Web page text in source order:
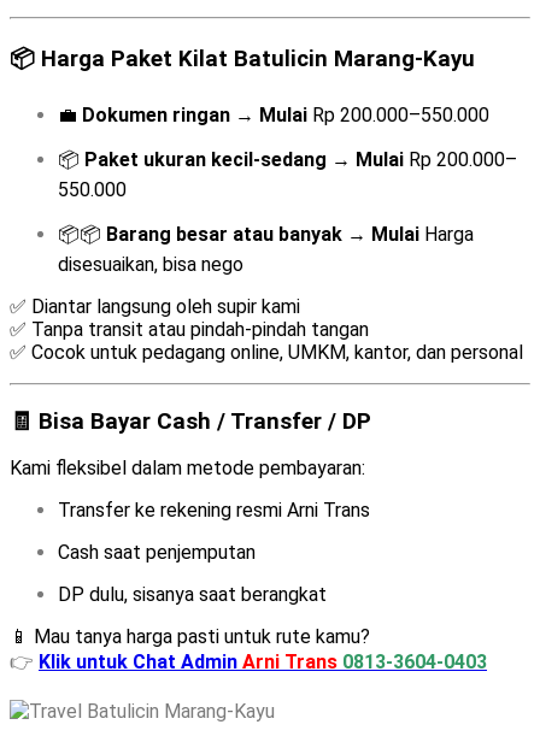
📦 Harga Paket Kilat Batulicin Marang-Kayu
💼 Dokumen ringan → Mulai Rp 200.000–550.000
📦 Paket ukuran kecil-sedang → Mulai Rp 200.000–
550.000
📦📦 Barang besar atau banyak → Mulai Harga
disesuaikan, bisa nego
✅ Diantar langsung oleh supir kami
✅ Tanpa transit atau pindah-pindah tangan
✅ Cocok untuk pedagang online, UMKM, kantor, dan personal
🧾 Bisa Bayar Cash / Transfer / DP
Kami fleksibel dalam metode pembayaran:
Transfer ke rekening resmi Arni Trans
Cash saat penjemputan
DP dulu, sisanya saat berangkat
📱 Mau tanya harga pasti untuk rute kamu?
👉 Klik untuk Chat Admin Arni Trans 0813-3604-0403